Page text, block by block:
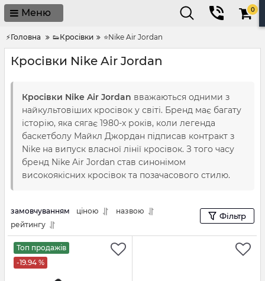
Меню 0
⚡Головна 👟Кросівки ⭐Nike Air Jordan
Кросівки Nike Air Jordan
Кросівки Nike Air Jordan вважаються одними з
найкультовіших кросівок у світі. Бренд має багату
історію, яка сягає 1980-х років, коли легенда
баскетболу Майкл Джордан підписав контракт з
Nike на випуск власної лінії кросівок. З того часу
бренд Nike Air Jordan став синонімом
високоякісних кросівок та позачасового стилю.
замовчуванням ціною
назвою
рейтингу
Фільтр
Топ продажів
-19.94 %